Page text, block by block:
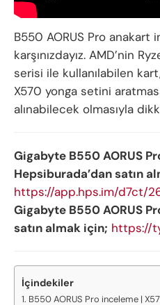
B550 AORUS Pro anakart
karşınızdayız. AMD’nin
serisi ile kullanılabilen
X570 yonga setini
alınabilecek olmasıyla
Gigabyte B550 AORUS
Hepsiburada’dan satın
https://app.hps.im/d7ct/
Gigabyte B550 AORUS
satın almak için; https://
İçindekiler
B550 AORUS Pro inceleme |